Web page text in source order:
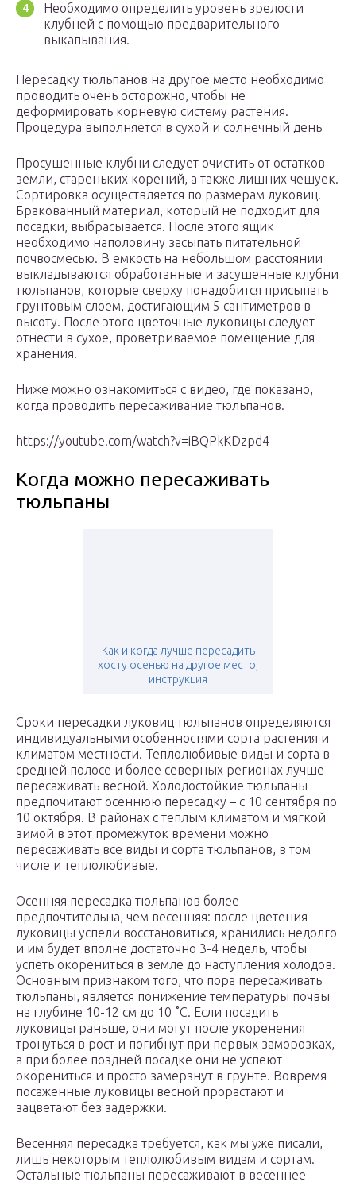
Необходимо определить уровень зрелости
клубней с помощью предварительного
выкапывания.
Пересадку тюльпанов на другое место необходимо
проводить очень осторожно, чтобы не
деформировать корневую систему растения.
Процедура выполняется в сухой и солнечный день
Просушенные клубни следует очистить от остатков
земли, стареньких корений, а также лишних чешуек.
Сортировка осуществляется по размерам луковиц.
Бракованный материал, который не подходит для
посадки, выбрасывается. После этого ящик
необходимо наполовину засыпать питательной
почвосмесью. В емкость на небольшом расстоянии
выкладываются обработанные и засушенные клубни
тюльпанов, которые сверху понадобится присыпать
грунтовым слоем, достигающим 5 сантиметров в
высоту. После этого цветочные луковицы следует
отнести в сухое, проветриваемое помещение для
хранения.
Ниже можно ознакомиться с видео, где показано,
когда проводить пересаживание тюльпанов.
https://youtube.com/watch?v=iBQPkKDzpd4
Когда можно пересаживать
тюльпаны
Как и когда лучше пересадить
хосту осенью на другое место,
инструкция
Сроки пересадки луковиц тюльпанов определяются
индивидуальными особенностями сорта растения и
климатом местности. Теплолюбивые виды и сорта в
средней полосе и более северных регионах лучше
пересаживать весной. Холодостойкие тюльпаны
предпочитают осеннюю пересадку – с 10 сентября по
10 октября. В районах с теплым климатом и мягкой
зимой в этот промежуток времени можно
пересаживать все виды и сорта тюльпанов, в том
числе и теплолюбивые.
Осенняя пересадка тюльпанов более
предпочтительна, чем весенняя: после цветения
луковицы успели восстановиться, хранились недолго
и им будет вполне достаточно 3-4 недель, чтобы
успеть окорениться в земле до наступления холодов.
Основным признаком того, что пора пересаживать
тюльпаны, является понижение температуры почвы
на глубине 10-12 см до 10 ˚C. Если посадить
луковицы раньше, они могут после укоренения
тронуться в рост и погибнут при первых заморозках,
а при более поздней посадке они не успеют
окорениться и просто замерзнут в грунте. Вовремя
посаженные луковицы весной прорастают и
зацветают без задержки.
Весенняя пересадка требуется, как мы уже писали,
лишь некоторым теплолюбивым видам и сортам.
Остальные тюльпаны пересаживают в весеннее